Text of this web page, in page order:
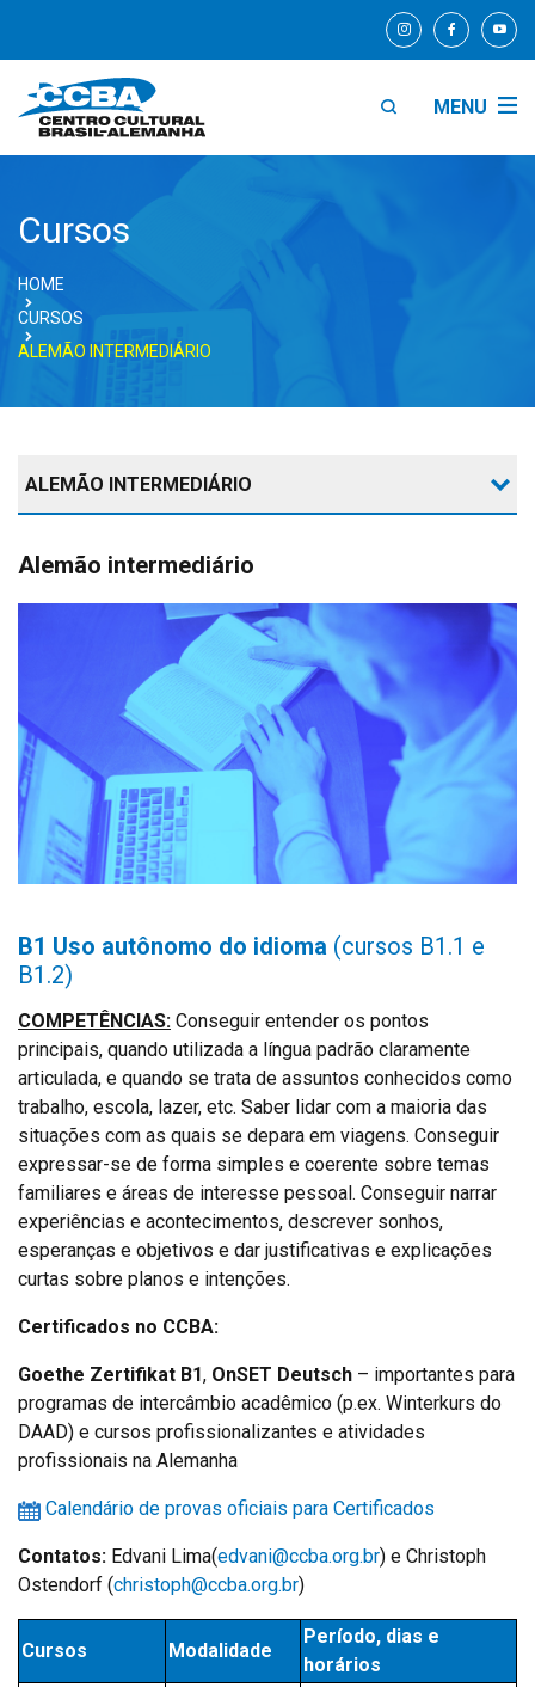
MENU
Cursos
HOME
CURSOS
ALEMÃO INTERMEDIÁRIO
ALEMÃO INTERMEDIÁRIO
Alemão intermediário
B1 Uso autônomo do idioma (cursos B1.1 e
B1.2)
COMPETÊNCIAS: Conseguir entender os pontos
principais, quando utilizada a língua padrão claramente
articulada, e quando se trata de assuntos conhecidos como
trabalho, escola, lazer, etc. Saber lidar com a maioria das
situações com as quais se depara em viagens. Conseguir
expressar-se de forma simples e coerente sobre temas
familiares e áreas de interesse pessoal. Conseguir narrar
experiências e acontecimentos, descrever sonhos,
esperanças e objetivos e dar justificativas e explicações
curtas sobre planos e intenções.
Certificados no CCBA:
Goethe Zertifikat B1, OnSET Deutsch – importantes para
programas de intercâmbio acadêmico (p.ex. Winterkurs do
DAAD) e cursos profissionalizantes e atividades
profissionais na Alemanha
Calendário de provas oficiais para Certificados
Contatos: Edvani Lima(edvani@ccba.org.br) e Christoph
Ostendorf (christoph@ccba.org.br)
Cursos Modalidade
Período, dias e
horários